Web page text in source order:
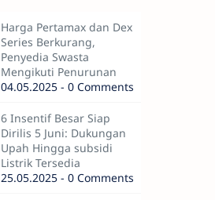
Harga Pertamax dan Dex
Series Berkurang,
Penyedia Swasta
Mengikuti Penurunan
04.05.2025 - 0 Comments
6 Insentif Besar Siap
Dirilis 5 Juni: Dukungan
Upah Hingga subsidi
Listrik Tersedia
25.05.2025 - 0 Comments